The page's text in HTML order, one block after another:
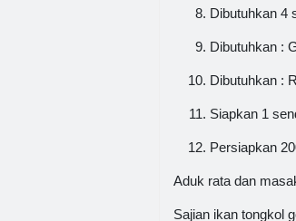
Dibutuhkan 4
Dibutuhkan :
Dibutuhkan :
Siapkan 1
Persiapkan
Aduk rata dan
Sajian ikan tongkol